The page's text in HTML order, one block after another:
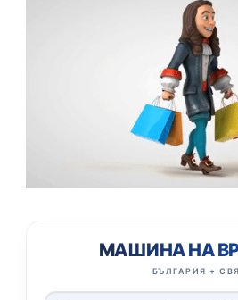
МАШИНА НА
БЪЛГАРИЯ +